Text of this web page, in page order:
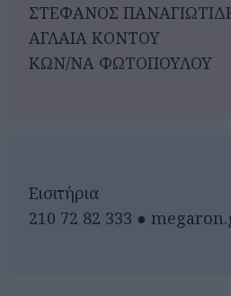
ΣΤΕΦΑΝΟΣ
ΑΓΛΑΙΑ ΚΟΝΤΟΥ
ΚΩΝ/ΝΑ ΦΩΤΟΠΟΥΛΟΥ
Eισιτήρια
210 72 82 333 ●